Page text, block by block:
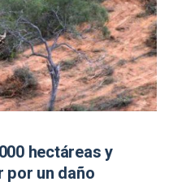
hectáreas y
por un daño